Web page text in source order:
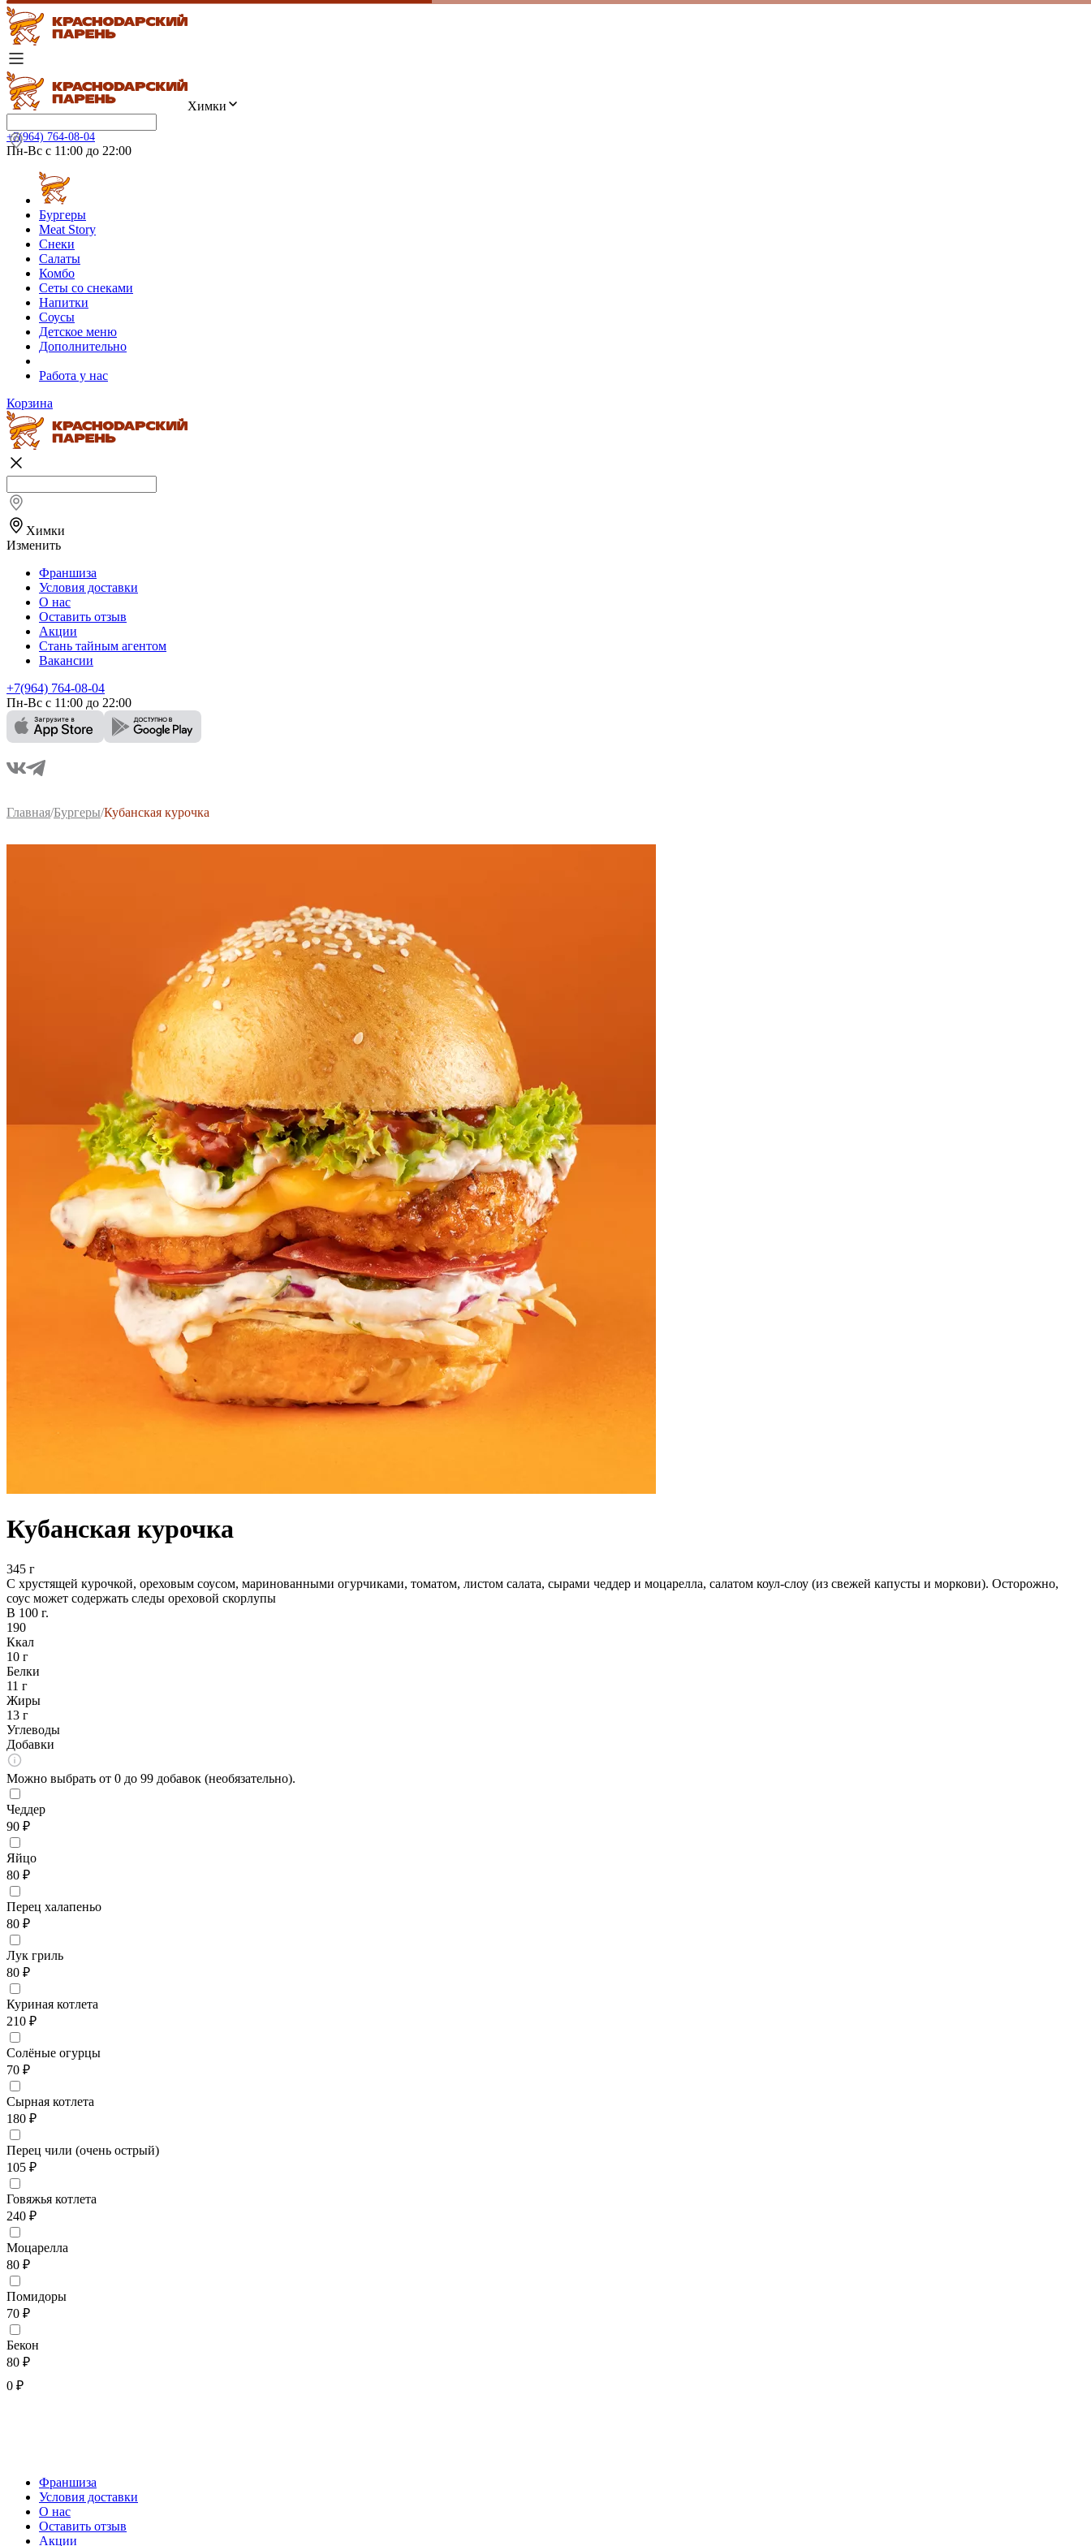
Химки
+7(964) 764-08-04
Пн-Вс с 11:00 до 22:00
Бургеры
Meat Story
Снеки
Салаты
Комбо
Сеты со снеками
Напитки
Соусы
Детское меню
Дополнительно
Работа у нас
Корзина
Химки
Изменить
Франшиза
Условия доставки
О нас
Оставить отзыв
Акции
Стань тайным агентом
Вакансии
+7(964) 764-08-04
Пн-Вс с 11:00 до 22:00
Главная/Бургеры/Кубанская курочка
Кубанская курочка
345 г
С хрустящей курочкой, ореховым соусом, маринованными огурчиками, томатом, листом салата, сырами чеддер и моцарелла, салатом коул-слоу (из свежей капусты и моркови). Осторожно,
соус может содержать следы ореховой скорлупы
В 100 г.
190
Ккал
10 г
Белки
11 г
Жиры
13 г
Углеводы
Добавки
Можно выбрать от 0 до 99 добавок (необязательно).
Чеддер
90 ₽
Яйцо
80 ₽
Перец халапеньо
80 ₽
Лук гриль
80 ₽
Куриная котлета
210 ₽
Солёные огурцы
70 ₽
Сырная котлета
180 ₽
Перец чили (очень острый)
105 ₽
Говяжья котлета
240 ₽
Моцарелла
80 ₽
Помидоры
70 ₽
Бекон
80 ₽
0 ₽
Франшиза
Условия доставки
О нас
Оставить отзыв
Акции